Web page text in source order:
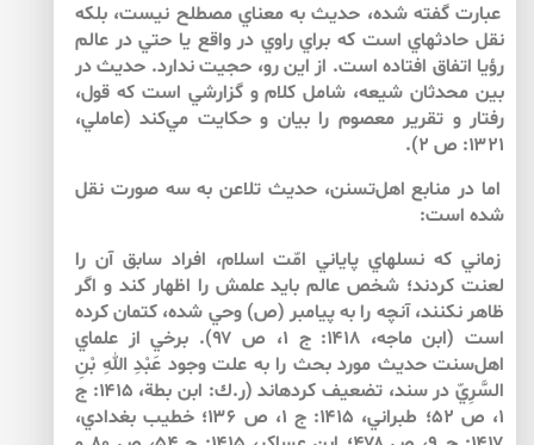
عبارت گفته شده، حديث به معناي مصطلح نيست، بلكه
نقل حادثه­اي است كه براي راوي در واقع يا حتي در عالم
رؤيا اتفاق افتاده است. از اين رو، حجيت ندارد. حديث در
بين محدثان شيعه، شامل كلام و گزارشي است كه قول،
رفتار و تقرير معصوم را بيان و حكايت مي‌كند (عاملي،
۱۳۲۱: ص ۲).
اما در منابع اهل‌تسنن، حديث تلاعن به سه صورت نقل
شده است:
زماني كه نسل­هاي پاياني امّت اسلام، افراد سابق آن را
لعنت كردند؛ شخص عالم بايد علمش را اظهار كند و اگر
ظاهر نكنند، آنچه را به پيامبر (ص) وحي شده، كتمان كرده
است (ابن ماجه، ۱۴۱۸: ج ۱، ص ۹۷). برخي از علماي
اهل‌سنت حديث مورد بحث را به علت وجود عَبْدِ اللهِ بْنِ
السَّرِيّ در سند، تضعيف كرده­اند (ر.ك: ابن بطة، ۱۴۱۵: ج
۱، ص ۵۲؛ طبراني، ۱۴۱۵: ج ۱، ص ۱۳۶؛ خطيب بغدادي،